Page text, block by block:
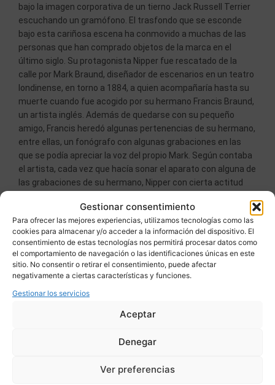
Gestionar consentimiento
Para ofrecer las mejores experiencias, utilizamos tecnologías como las
cookies para almacenar y/o acceder a la información del dispositivo. El
consentimiento de estas tecnologías nos permitirá procesar datos como
el comportamiento de navegación o las identificaciones únicas en este
sitio. No consentir o retirar el consentimiento, puede afectar
negativamente a ciertas características y funciones.
Gestionar los servicios
Aceptar
Denegar
Ver preferencias
bajo la imagen corporativa de un tierno Jack Russell Terrier
escuchando un gramófono. El trasfondo que se esconde
bajo esta cariñosa escena ha conmovido a muchas de las
personas que han comprado objetos de la marca en el
último siglo. Su protagonista Nipper fue rescatado de la
calle por Mark Braund, diseñador de escenarios en un teatro
londinense, en torno a 1884, a quien acompañaría hasta su
muerte cuando fue acogido por su hermano Francis Braund,
un artista inglés. Además de quedarse con su pequeño
amigo, Francis heredó algunas pertenencias de su hermano,
entre ellas, un fonógrafo con algunas grabaciones en las
que se podía apreciar la voz del propio Mark. Según contaba
el artista, cada vez que hacía sonar el aparato con alguna de
las grabaciones de su hermano, Nipper con cierta actitud
tan familiar le resultaba. Esta tierna escena conmovió a
Francis, quién decidió inmortalizarla en pintura años
después cuando Nipper ya había muerto a partir de una
fotografía que conservaba.